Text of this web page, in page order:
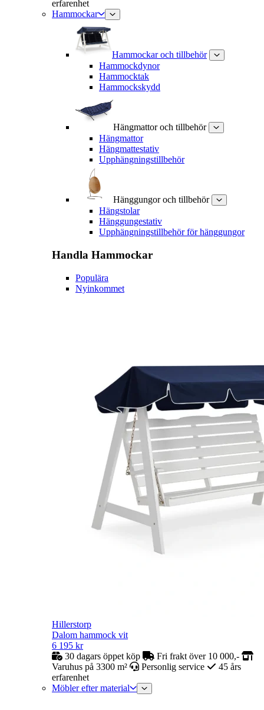
erfarenhet
Hammockar
Hammockar och tillbehör
Hammockdynor
Hammocktak
Hammockskydd
Hängmattor och tillbehör
Hängmattor
Hängmattestativ
Upphängningstillbehör
Hänggungor och tillbehör
Hängstolar
Hänggungestativ
Upphängningstillbehör för hänggungor
Handla Hammockar
Populära
Nyinkommet
Hillerstorp
Dalom hammock vit
6 195 kr
30 dagars öppet köp
Fri frakt över 10 000,-
Varuhus på 3300 m²
Personlig service
45 års
erfarenhet
Möbler efter material